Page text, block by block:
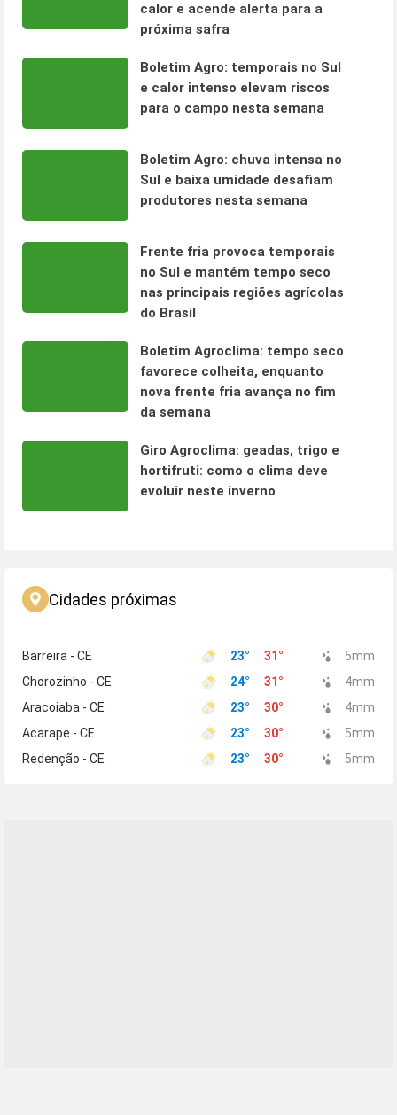
calor e acende alerta para a
próxima safra
Boletim Agro: temporais no Sul
e calor intenso elevam riscos
para o campo nesta semana
Boletim Agro: chuva intensa no
Sul e baixa umidade desafiam
produtores nesta semana
Frente fria provoca temporais
no Sul e mantém tempo seco
nas principais regiões agrícolas
do Brasil
Boletim Agroclima: tempo seco
favorece colheita, enquanto
nova frente fria avança no fim
da semana
Giro Agroclima: geadas, trigo e
hortifruti: como o clima deve
evoluir neste inverno
Cidades próximas
Barreira - CE 23° 31 ° 5mm
Chorozinho - CE
24° 31 ° 4mm
Aracoiaba - CE
23° 30° 4mm
Acarape - CE
23° 30° 5mm
Redenção - CE
23° 30° 5mm